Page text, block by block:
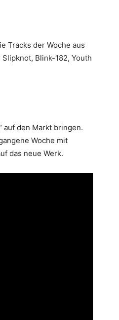
Tracks der Woche aus
Blink-182, Youth
auf den Markt bringen.
Woche mit
das neue Werk.